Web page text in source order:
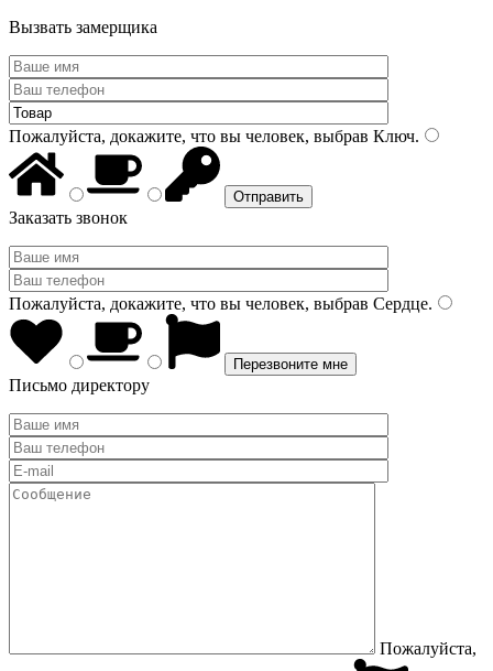
Вызвать замерщика
Пожалуйста, докажите, что вы человек, выбрав Ключ.
Заказать звонок
Пожалуйста, докажите, что вы человек, выбрав Сердце.
Письмо директору
Пожалуйста,